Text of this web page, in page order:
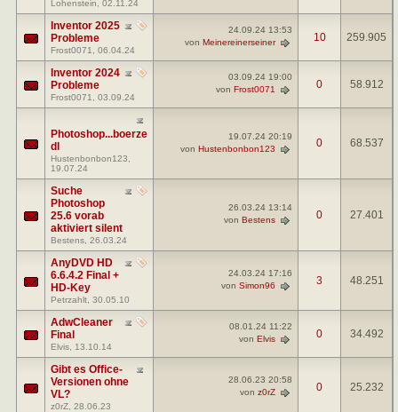
Lohenstein , 02.11.24
Inventor 2025
Probleme
Frost0071 , 06.04.24
24.09.24 13:53
von Meinereinerseiner 10 259.905
Inventor 2024
Probleme
Frost0071 , 03.09.24
03.09.24 19:00
von Frost0071 0 58.912
Photoshop...boerze
dl
Hustenbonbon123
19.07.24
19.07.24 20:19
von Hustenbonbon123 0 68.537
Suche
Photoshop
25.6 vorab
aktiviert silent
Bestens , 26.03.24
26.03.24 13:14
von Bestens 0 27.401
AnyDVD HD
6.6.4.2 Final +
HD-Key
Petrzahlt , 30.05.10
24.03.24 17:16
von Simon96 3 48.251
AdwCleaner
Final
Elvis , 13.10.14
08.01.24 11:22
von Elvis 0 34.492
Gibt es Office-
Versionen ohne
VL?
z0rZ , 28.06.23
28.06.23 20:58
von z0rZ 0 25.232